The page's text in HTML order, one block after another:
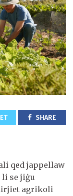
SHARE
qed jappellaw
se jiġu
agrikoli